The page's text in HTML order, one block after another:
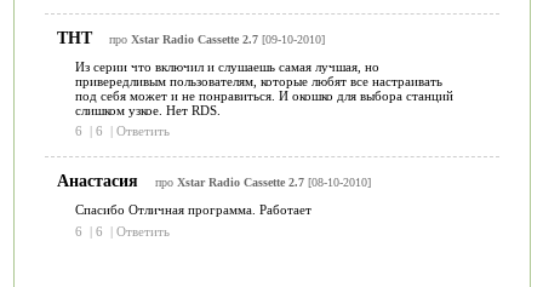
ТНТ про Xstar Radio Cassette 2.7[09-10-2010]
Из серии что включил и слушаешь самая лучшая, но
привередливым пользователям, которые любят все настраивать
под себя может и не понравиться. И окошко для выбора станций
слишком узкое. Нет RDS.
6
| 6 | Ответить
Анастасия про Xstar Radio Cassette 2.7[08-10-2010]
Спасибо Отличная программа. Работает
6
| 6 | Ответить